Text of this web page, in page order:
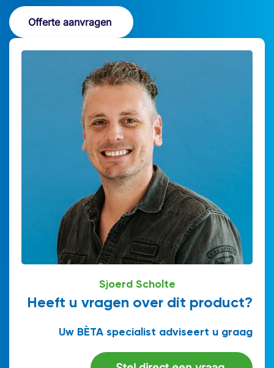
Offerte aanvragen
Sjoerd Scholte
Heeft u vragen over dit product?
Uw BÈTA specialist adviseert u graag